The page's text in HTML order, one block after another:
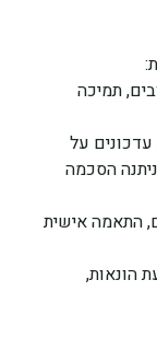
תמיכה
על
הסכמה
התאמה אישית
הונאות,